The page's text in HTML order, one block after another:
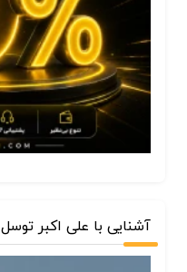
آشنایی با علی اکبر توسل